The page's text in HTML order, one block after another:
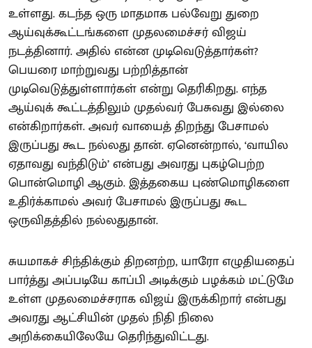
உள்ளது. கடந்த ஒரு மாதமாக பல்வேறு துறை
ஆய்வுக்கூட்டங்களை முதலமைச்சர் விஜய்
நடத்தினார். அதில் என்ன முடிவெடுத்தார்கள்?
பெயரை மாற்றுவது பற்றித்தான்
முடிவெடுத்துள்ளார்கள் என்று தெரிகிறது. எந்த
ஆய்வுக் கூட்டத்திலும் முதல்வர் பேசுவது இல்லை
என்கிறார்கள். அவர் வாயைத் திறந்து பேசாமல்
இருப்பது கூட நல்லது தான். ஏனென்றால், ‘வாயில
ஏதாவது வந்திடும்’ என்பது அவரது புகழ்பெற்ற
பொன்மொழி ஆகும். இத்தகைய புண்மொழிகளை
உதிர்க்காமல் அவர் பேசாமல் இருப்பது கூட
ஒருவிதத்தில் நல்லதுதான்.
சுயமாகச் சிந்திக்கும் திறனற்ற, யாரோ எழுதியதைப்
பார்த்து அப்படியே காப்பி அடிக்கும் பழக்கம் மட்டுமே
உள்ள முதலமைச்சராக விஜய் இருக்கிறார் என்பது
அவரது ஆட்சியின் முதல் நிதி நிலை
அறிக்கையிலேயே தெரிந்துவிட்டது.